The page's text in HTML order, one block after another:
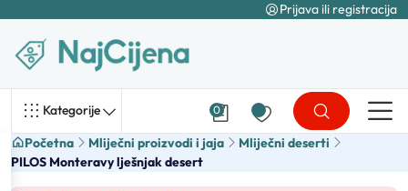
Prijava ili registracija
Kategorije 0
Početna Mliječni proizvodi i jaja
Mliječni deserti
PILOS Monteravy lješnjak desert